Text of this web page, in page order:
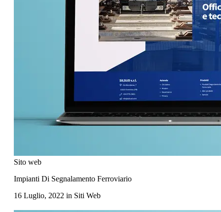
Sito web
Impianti Di Segnalamento Ferroviario
16 Luglio, 2022 in Siti Web